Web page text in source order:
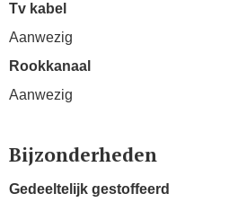
Tv kabel
Aanwezig
Rookkanaal
Aanwezig
Bijzonderheden
Gedeeltelijk gestoffeerd